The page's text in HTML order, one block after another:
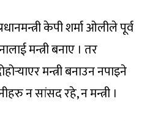
केपी शर्मा ओलीले पूर्व
मन्त्री बनाए । तर
मन्त्री बनाउन नपाइने
न सांसद रहे, न मन्त्री ।